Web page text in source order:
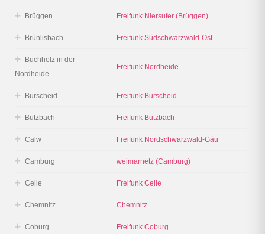
Brüggen Freifunk Niersufer (Brüggen)
Brünlisbach Freifunk Südschwarzwald-Ost
Buchholz in der
Nordheide
Freifunk Nordheide
Burscheid Freifunk Burscheid
Butzbach Freifunk Butzbach
Calw Freifunk Nordschwarzwald-Gäu
Camburg weimarnetz (Camburg)
Celle Freifunk Celle
Chemnitz Chemnitz
Coburg Freifunk Coburg